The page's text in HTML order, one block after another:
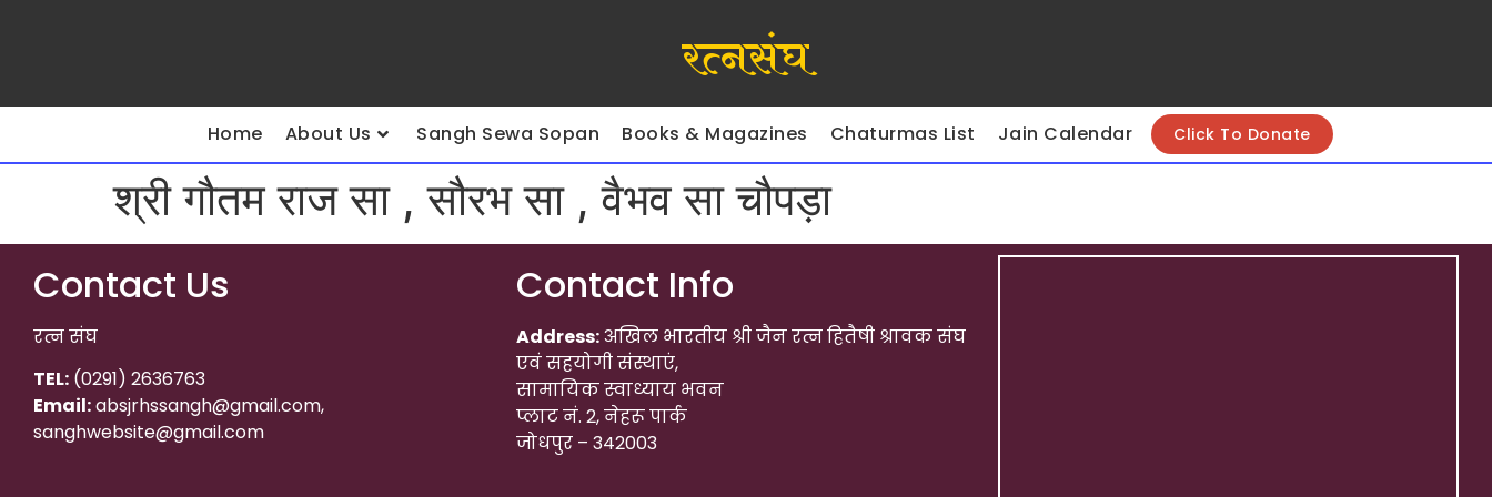
रत्नसंघ
Home About Us Sangh Sewa Sopan Books & Magazines Chaturmas List Jain Calendar Click To Donate
श्री गौतम राज सा , सौरभ सा , वैभव सा चौपड़ा
Contact Us
रत्न संघ
TEL: (0291) 2636763
Email:absjrhssangh@gmail.com,
sanghwebsite@gmail.com
Contact Info
Address:अखिल भारतीय श्री जैन रत्न हितैषी श्रावक संघ
एवं सहयोगी संस्थाएं,
सामायिक स्वाध्याय भवन
प्लाट नं. 2, नेहरू पार्क
जोधपुर – 342003